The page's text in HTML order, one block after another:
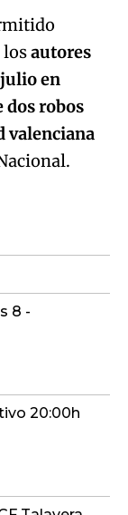
robos
valenciana
20:00h
Talavera
26